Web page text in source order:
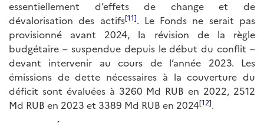
essentiellement d’effets de change et de
dévalorisation des actifs[11]. Le Fonds ne serait pas
provisionné avant 2024, la révision de la règle
budgétaire – suspendue depuis le début du conflit –
devant intervenir au cours de l’année 2023. Les
émissions de dette nécessaires à la couverture du
déficit sont évaluées à 3260 Md RUB en 2022, 2512
Md RUB en 2023 et 3389 Md RUB en 2024[12].